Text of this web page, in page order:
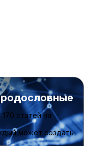
170 статейна
может создать